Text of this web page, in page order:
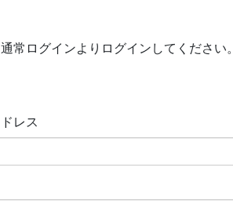
常ログインよりログインしてくださ
レス